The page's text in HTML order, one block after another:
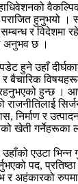
हुनुभयो ।
र विदेशमा
अनुभव छ ।
हुने उहाँ
र बैचारिक
हुन्छ ।
निर्माण र
खेती गर्नेहरूका
एउटा भिन्न
पद,
र अहंकारको